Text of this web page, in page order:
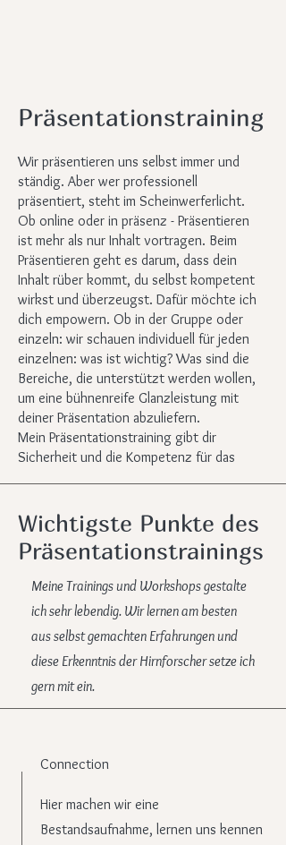
Präsentationstraining
Wir präsentieren uns selbst immer und
ständig. Aber wer professionell
präsentiert, steht im Scheinwerferlicht.
Ob online oder in präsenz - Präsentieren
ist mehr als nur Inhalt vortragen. Beim
Präsentieren geht es darum, dass dein
Inhalt rüber kommt, du selbst kompetent
wirkst und überzeugst. Dafür möchte ich
dich empowern. Ob in der Gruppe oder
einzeln: wir schauen individuell für jeden
einzelnen: was ist wichtig? Was sind die
Bereiche, die unterstützt werden wollen,
um eine bühnenreife Glanzleistung mit
deiner Präsentation abzuliefern.
Mein Präsentationstraining gibt dir
Sicherheit und die Kompetenz für das
Wichtigste Punkte des
Präsentationstrainings
Meine Trainings und Workshops gestalte
ich sehr lebendig. Wir lernen am besten
aus selbst gemachten Erfahrungen und
diese Erkenntnis der Hirnforscher setze ich
gern mit ein.
Connection
Hier machen wir eine
Bestandsaufnahme, lernen uns kennen